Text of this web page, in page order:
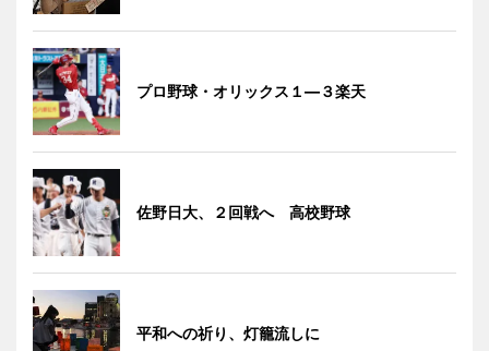
プロ野球・オリックス１―３楽天
佐野日大、２回戦へ 高校野球
平和への祈り、灯籠流しに